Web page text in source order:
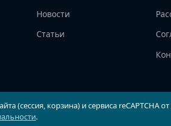
Новости
Статьи
(сессия, корзина) и сервиса reCAPTCHA
.